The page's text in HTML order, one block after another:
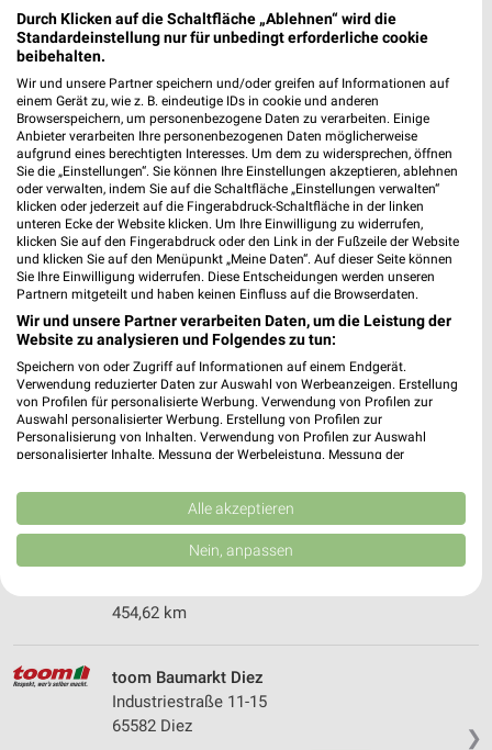
Heute 09:00 - 19:00 Uhr | Geöffnet
hagebaumarkt Betzdorf
Wilhelmstr. 111
57518 Betzdorf
Heute 09:00 - 19:00 Uhr | Geöffnet
427,53 km • Angebote: 1 Prospekt
Mittlere Friedenbach 3
35781 Weilburg
Heute 08:00 - 20:00 Uhr | Geöffnet
420,34 km • Angebote: 1 Prospekt
hagebaumarkt Ransbach-Baumbach
Haselstr. 29
56235 Ransbach-Baumbach
454,62 km
❯
toom Baumarkt Diez
Industriestraße 11-15
65582 Diez
Durch Klicken auf die Schaltfläche „Ablehnen“ wird die
Standardeinstellung nur für unbedingt erforderliche cookie
beibehalten.
Wir und unsere Partner speichern und/oder greifen auf Informationen auf
einem Gerät zu, wie z. B. eindeutige IDs in cookie und anderen
Browserspeichern, um personenbezogene Daten zu verarbeiten. Einige
Anbieter verarbeiten Ihre personenbezogenen Daten möglicherweise
aufgrund eines berechtigten Interesses. Um dem zu widersprechen, öffnen
Sie die „Einstellungen“. Sie können Ihre Einstellungen akzeptieren, ablehnen
oder verwalten, indem Sie auf die Schaltfläche „Einstellungen verwalten“
klicken oder jederzeit auf die Fingerabdruck-Schaltfläche in der linken
unteren Ecke der Website klicken. Um Ihre Einwilligung zu widerrufen,
klicken Sie auf den Fingerabdruck oder den Link in der Fußzeile der Website
und klicken Sie auf den Menüpunkt „Meine Daten“. Auf dieser Seite können
Sie Ihre Einwilligung widerrufen. Diese Entscheidungen werden unseren
Partnern mitgeteilt und haben keinen Einfluss auf die Browserdaten.
Wir und unsere Partner verarbeiten Daten, um die Leistung der
Website zu analysieren und Folgendes zu tun:
Speichern von oder Zugriff auf Informationen auf einem Endgerät.
Verwendung reduzierter Daten zur Auswahl von Werbeanzeigen. Erstellung
von Profilen für personalisierte Werbung. Verwendung von Profilen zur
Auswahl personalisierter Werbung. Erstellung von Profilen zur
Personalisierung von Inhalten. Verwendung von Profilen zur Auswahl
personalisierter Inhalte. Messung der Werbeleistung. Messung der
Kombinationen von Daten aus verschiedenen Quellen. Entwicklung und
Verbesserung der Angebote. Verwendung reduzierter Daten zur Auswahl
von Inhalten.
Daten können außerhalb der Europäischen Union weitergegeben und in die
Website/App.
IAB-Verarbeitungszwecke:
Speichern von oder Zugriff auf Informationen
auf einem Endgerät
Alle akzeptieren
Nein, anpassen